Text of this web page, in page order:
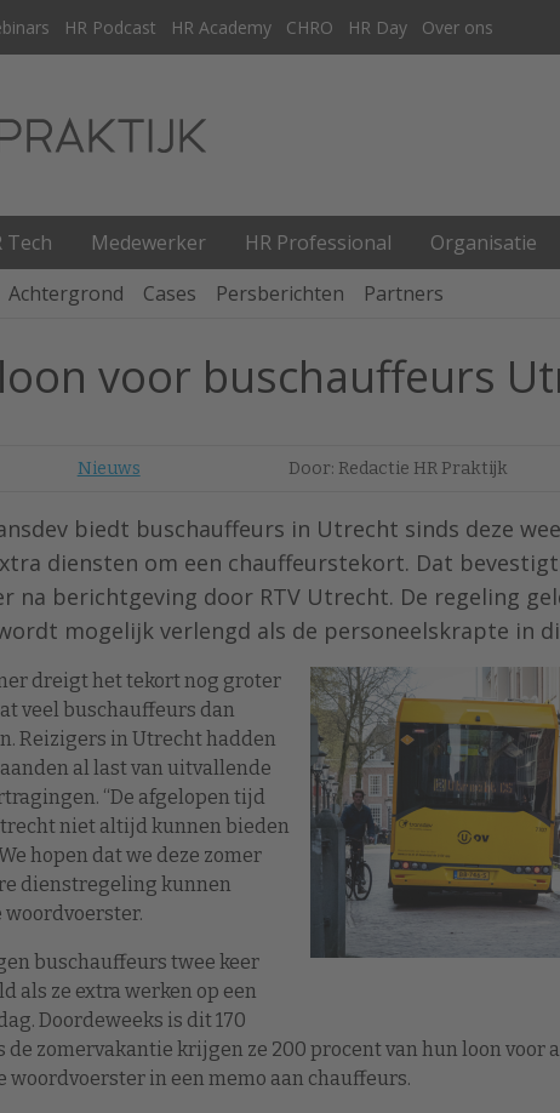
HR Podcast HR Academy CHRO HR Day Over ons
Tech Medewerker HR Professional Organisatie
Achtergrond Cases Persberichten Partners
voor buschauffeurs
Nieuws Door: Redactie HR Praktijk
biedt buschauffeurs in Utrecht sinds deze
diensten om een chauffeurstekort. Dat
na berichtgeving door RTV Utrecht. De regeling
mogelijk verlengd als de personeelskrapte in
dreigt het tekort nog groter
veel buschauffeurs dan
Reizigers in Utrecht hadden
al last van uitvallende
“De afgelopen tijd
niet altijd kunnen bieden
hopen dat we deze zomer
dienstregeling kunnen
woordvoerster.
buschauffeurs twee keer
als ze extra werken op een
Doordeweeks is dit 170
de zomervakantie krijgen ze 200 procent van hun loon voor
woordvoerster in een memo aan chauffeurs.